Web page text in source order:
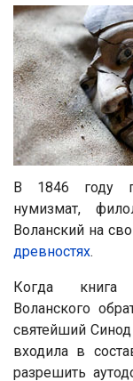
В 1846 году
нумизмат,
Воланский на
древностях.
Когда книга
Воланского
святейший
входила в
разрешить